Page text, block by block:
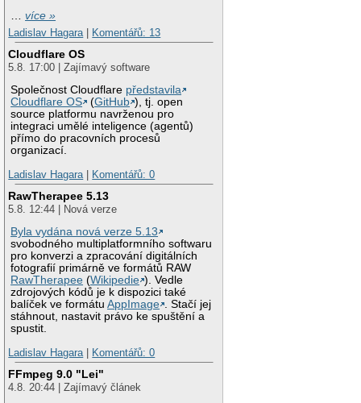
…více »
Ladislav Hagara| Komentářů: 13
Cloudflare OS
5.8. 17:00 | Zajímavý software
Společnost Cloudflare představila
Cloudflare OS
(GitHub ), tj. open
source platformu navrženou pro
integraci umělé inteligence (agentů)
přímo do pracovních procesů
organizací.
Ladislav Hagara| Komentářů: 0
RawTherapee 5.13
5.8. 12:44 | Nová verze
Byla vydána nová verze 5.13
svobodného multiplatformního softwaru
pro konverzi a zpracování digitálních
fotografií primárně ve formátů RAW
RawTherapee (Wikipedie ). Vedle
zdrojových kódů je k dispozici také
balíček ve formátuAppImage . Stačí jej
stáhnout, nastavit právo ke spuštění a
spustit.
Ladislav Hagara| Komentářů: 0
FFmpeg 9.0 "Lei"
4.8. 20:44 | Zajímavý článek